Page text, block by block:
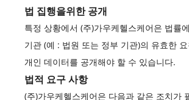
법 집행을위한 공개
특정 상황에서 (주)가우케헬스케어은 법률
기관 (예 : 법원 또는 정부 기관)의 유효한
개인 데이터를 공개해야 할 수 있습니다.
법적 요구 사항
(주)가우케헬스케어은 다음과 같은 조치가